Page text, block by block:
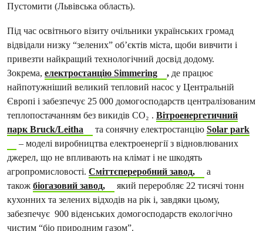
Пустомити (Львівська область).
Під час освітнього візиту очільники українських громад
відвідали низку “зелених” об’єктів міста, щоби вивчити і
привезти найкращий технологічний досвід додому.
Зокрема, електростанцію Simmering ,де працює
найпотужніший великий тепловий насос у Центральній
Європі і забезпечує 25 000 домогосподарств централізованим
теплопостачанням без викидів CO₂ . Вітроенергетичний
парк Bruck/Leitha
та сонячну електростанцію Solar park
– моделі виробництва електроенергії з відновлюваних
джерел, що не впливають на клімат і не шкодять
агропромисловості. Сміттєпереробний завод,
а
також біогазовий завод,
який переробляє 22 тисячі тонн
кухонних та зелених відходів на рік і, завдяки цьому,
забезпечує 900 віденських домогосподарств екологічно
чистим “біо природним газом”.